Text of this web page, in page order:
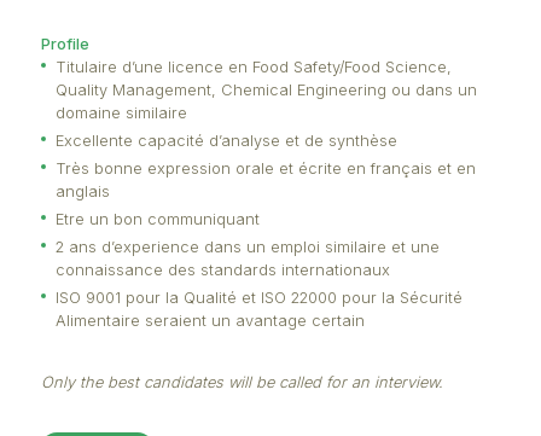
Faire des analyses de risque liées à la sécurité
alimentaire des intrants et les tenir à jour
Participer aux audits internes et externes
Participer aux projets du département
Profile
Titulaire d’une licence en Food Safety/Food
Quality Management, Chemical Engineering ou
domaine similaire
Excellente capacité d’analyse et de synthèse
Très bonne expression orale et écrite en